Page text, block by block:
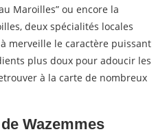
Maroilles” ou encore la
deux spécialités locales
merveille le caractère puissant
plus doux pour adoucir les
à la carte de nombreux
Wazemmes